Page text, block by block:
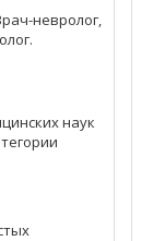
невролог,
наук